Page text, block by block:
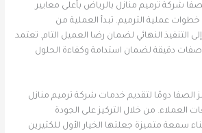
شركة ترميم منازل بالرياض بأعلى معايير
عملية الترميم. تبدأ العملية من
التنفيذ النهائي لضمان رضا العميل التام. تعتمد
دقيقة لضمان استدامة وكفاءة الحلول
دومًا لتقديم خدمات شركة ترميم منازل
العملاء. من خلال التركيز على الجودة
سمعة متميزة جعلتها الخيار الأول للكثيرين